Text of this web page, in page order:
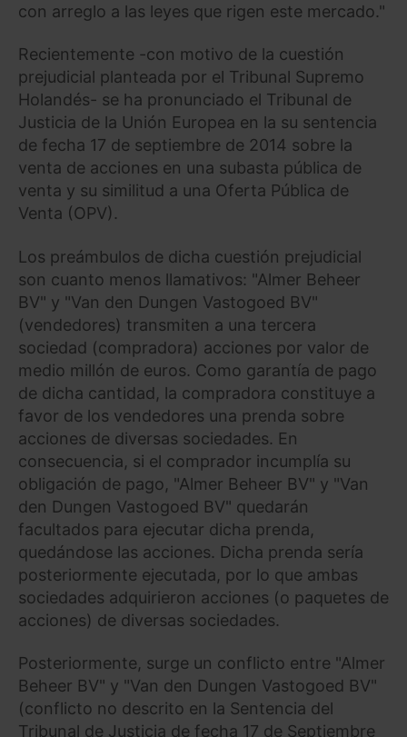
con arreglo a las leyes que rigen este mercado."
Recientemente -con motivo de la cuestión
prejudicial planteada por el Tribunal Supremo
Holandés- se ha pronunciado el Tribunal de
Justicia de la Unión Europea en la su sentencia
de fecha 17 de septiembre de 2014 sobre la
venta de acciones en una subasta pública de
venta y su similitud a una Oferta Pública de
Venta (OPV).
Los preámbulos de dicha cuestión prejudicial
son cuanto menos llamativos: "Almer Beheer
BV" y "Van den Dungen Vastogoed BV"
(vendedores) transmiten a una tercera
sociedad (compradora) acciones por valor de
medio millón de euros. Como garantía de pago
de dicha cantidad, la compradora constituye a
favor de los vendedores una prenda sobre
acciones de diversas sociedades. En
consecuencia, si el comprador incumplía su
obligación de pago, "Almer Beheer BV" y "Van
den Dungen Vastogoed BV" quedarán
facultados para ejecutar dicha prenda,
quedándose las acciones. Dicha prenda sería
posteriormente ejecutada, por lo que ambas
sociedades adquirieron acciones (o paquetes de
acciones) de diversas sociedades.
Posteriormente, surge un conflicto entre "Almer
Beheer BV" y "Van den Dungen Vastogoed BV"
(conflicto no descrito en la Sentencia del
Tribunal de Justicia de fecha 17 de Septiembre